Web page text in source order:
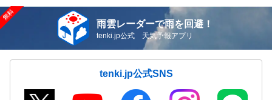
雨雲レーダーで雨を回避！
tenki.jp公式 天気予報アプリ
tenki.jp公式SNS